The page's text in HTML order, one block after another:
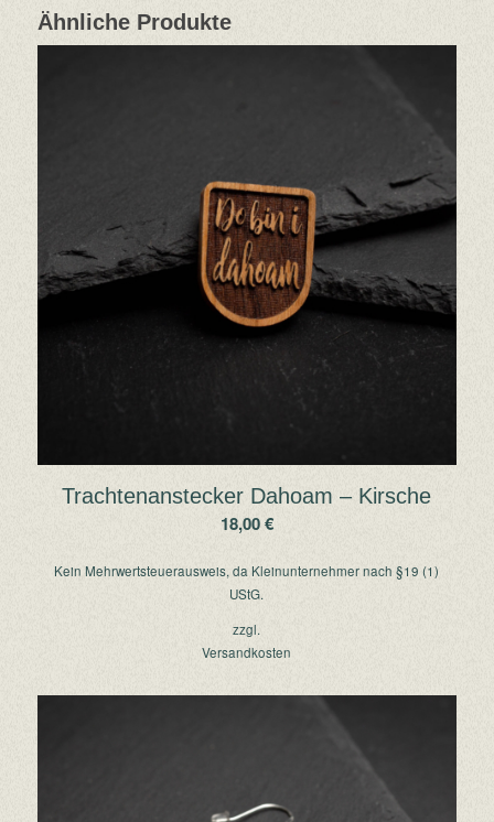
Ähnliche Produkte
Trachtenanstecker Dahoam – Kirsche
18,00€
Kein Mehrwertsteuerausweis, da Kleinunternehmer nach §19 (1)
UStG.
zzgl.
Versandkosten